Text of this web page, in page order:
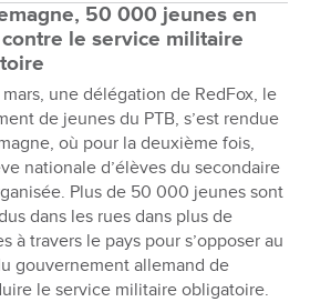
50 000 jeunes en
le service militaire
une délégation de RedFox, le
de jeunes du PTB, s’est rendue
où pour la deuxième fois,
nationale d’élèves du secondaire
Plus de 50 000 jeunes sont
dans les rues dans plus de
à travers le pays pour s’opposer au
gouvernement allemand de
le service militaire obligatoire.